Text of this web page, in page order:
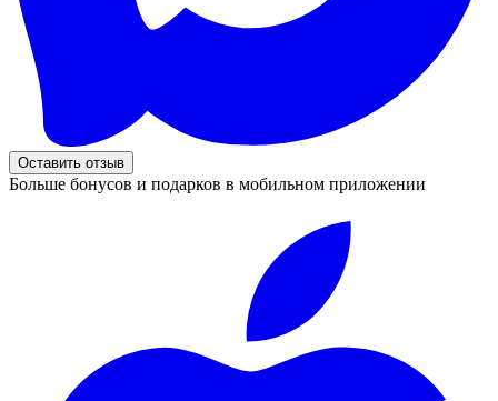
Оставить отзыв
Больше бонусов и подарков в мобильном приложении